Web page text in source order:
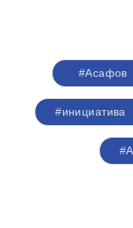
#Асафов
#инициатива